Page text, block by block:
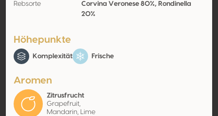
Rebsorte
Corvina Veronese 80%, Rondinella
20%
Höhepunkte
Komplexität Frische
Aromen
Zitrusfrucht
Grapefruit,
Mandarin, Lime